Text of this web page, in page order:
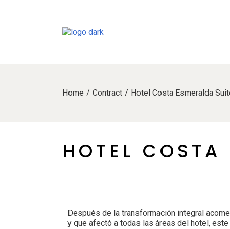
Home Contract Hotel Costa Esmeralda
HOTEL COSTA
Después de la transformación integral
y que afectó a todas las áreas del hotel, este